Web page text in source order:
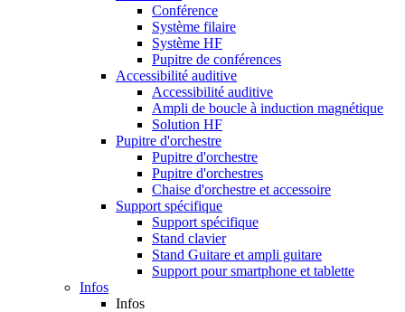
Conférence
Système filaire
Système HF
Pupitre de conférences
Accessibilité auditive
Accessibilité auditive
Ampli de boucle à induction magnétique
Solution HF
Pupitre d'orchestre
Pupitre d'orchestre
Pupitre d'orchestres
Chaise d'orchestre et accessoire
Support spécifique
Support spécifique
Stand clavier
Stand Guitare et ampli guitare
Support pour smartphone et tablette
Infos
Infos